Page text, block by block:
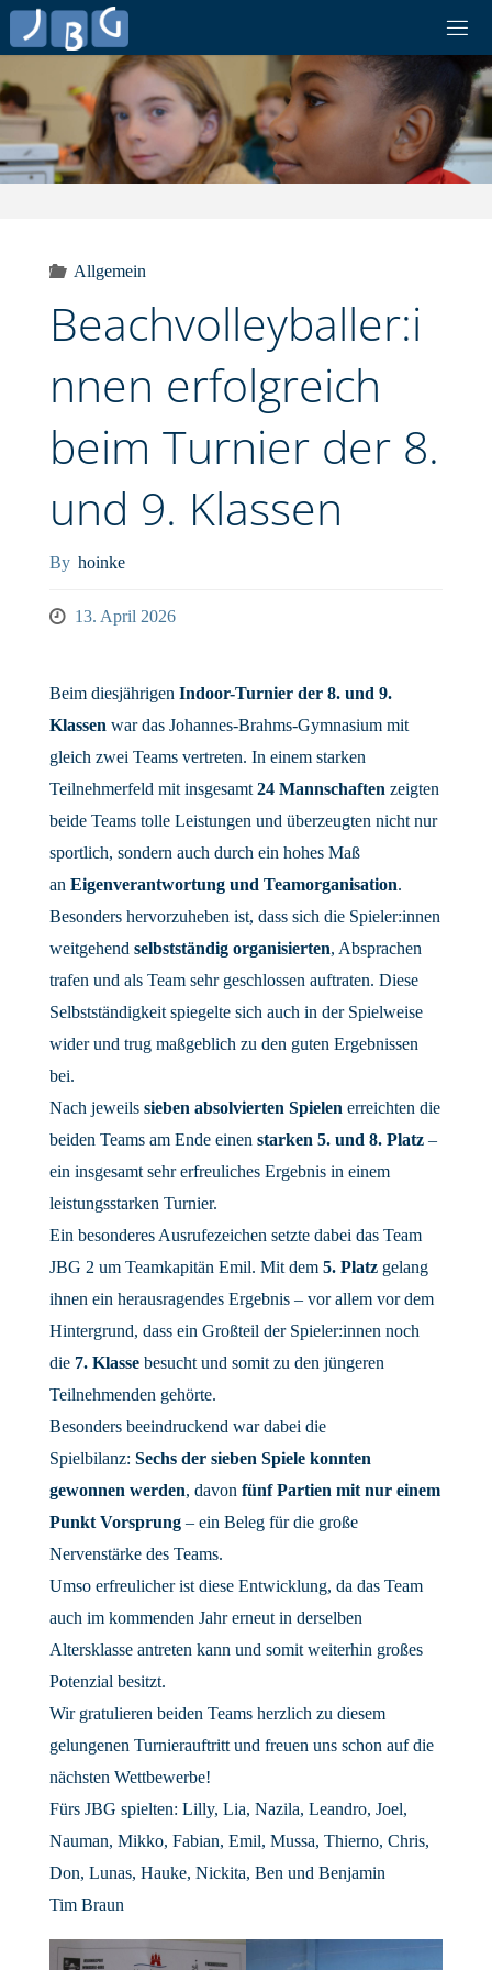
Skip
to
content
Allgemein
Beachvolleyballer:i
nnen erfolgreich
beim Turnier der 8.
und 9. Klassen
By hoinke
13. April 2026
Beim diesjährigen Indoor-Turnier der 8. und 9.
Klassenwar das Johannes-Brahms-Gymnasium mit
gleich zwei Teams vertreten. In einem starken
Teilnehmerfeld mit insgesamt24 Mannschaftenzeigten
beide Teams tolle Leistungen und überzeugten nicht nur
sportlich, sondern auch durch ein hohes Maß
an Eigenverantwortung und Teamorganisation.
Besonders hervorzuheben ist, dass sich die Spieler:innen
weitgehend selbstständig organisierten, Absprachen
trafen und als Team sehr geschlossen auftraten. Diese
Selbstständigkeit spiegelte sich auch in der Spielweise
wider und trug maßgeblich zu den guten Ergebnissen
bei.
Nach jeweils sieben absolvierten Spielenerreichten die
beiden Teams am Ende einen starken 5. und 8. Platz–
ein insgesamt sehr erfreuliches Ergebnis in einem
leistungsstarken Turnier.
Ein besonderes Ausrufezeichen setzte dabei das Team
JBG 2 um Teamkapitän Emil. Mit dem 5. Platzgelang
ihnen ein herausragendes Ergebnis – vor allem vor dem
Hintergrund, dass ein Großteil der Spieler:innen noch
die 7. Klassebesucht und somit zu den jüngeren
Teilnehmenden gehörte.
Besonders beeindruckend war dabei die
Spielbilanz: Sechs der sieben Spiele konnten
gewonnen werden, davon fünf Partien mit nur einem
Punkt Vorsprung– ein Beleg für die große
Nervenstärke des Teams.
Umso erfreulicher ist diese Entwicklung, da das Team
auch im kommenden Jahr erneut in derselben
Altersklasse antreten kann und somit weiterhin großes
Potenzial besitzt.
Wir gratulieren beiden Teams herzlich zu diesem
gelungenen Turnierauftritt und freuen uns schon auf die
nächsten Wettbewerbe!
Fürs JBG spielten: Lilly, Lia, Nazila, Leandro, Joel,
Nauman, Mikko, Fabian, Emil, Mussa, Thierno, Chris,
Don, Lunas, Hauke, Nickita, Ben und Benjamin
Tim Braun